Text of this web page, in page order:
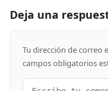
Deja una
Tu dirección de correo
campos obligatorios